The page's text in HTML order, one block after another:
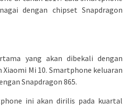
dengan chipset Snapdragon
yang akan dibekali dengan
Mi 10. Smartphone keluaran
Snapdragon 865.
ini akan dirilis pada kuartal